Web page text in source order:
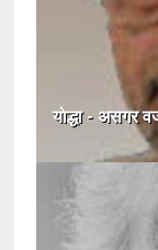
योद्धा - असगर